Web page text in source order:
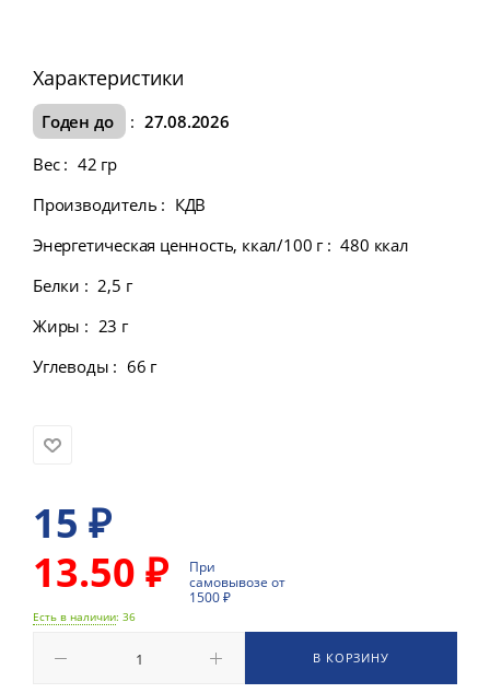
Характеристики
Годен до : 27.08.2026
Вес : 42 гр
Производитель : КДВ
Энергетическая ценность, ккал/100 г : 480 ккал
Белки : 2,5 г
Жиры : 23 г
Углеводы : 66 г
15 ₽
13.50 ₽
При
самовывозе от
1500 ₽
Есть в наличии: 36
В КОРЗИНУ